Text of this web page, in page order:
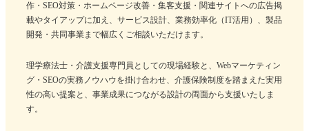
作・SEO対策・ホームページ改善・集客支援・関連サイトへの広告掲
載やタイアップに加え、サービス設計、業務効率化（IT活用）、製品
開発・共同事業まで幅広くご相談いただけます。
理学療法士・介護支援専門員としての現場経験と、Webマーケティン
グ・SEOの実務ノウハウを掛け合わせ、介護保険制度を踏まえた実用
性の高い提案と、事業成果につながる設計の両面から支援いたしま
す。